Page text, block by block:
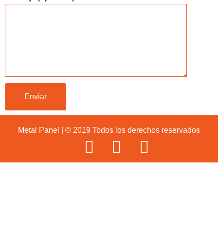
Metal Panel | © 2019 Todos los derechos reservados